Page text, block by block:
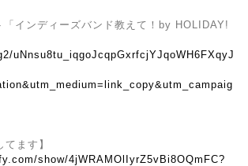
「インディーズバンド教えて！by HOLIDAY!
uNnsu8tu_iqgoJcqpGxrfcjYJqoWH6FXqyJ
ます】
show/4jWRAMOlIyrZ5vBi8OQmFC?